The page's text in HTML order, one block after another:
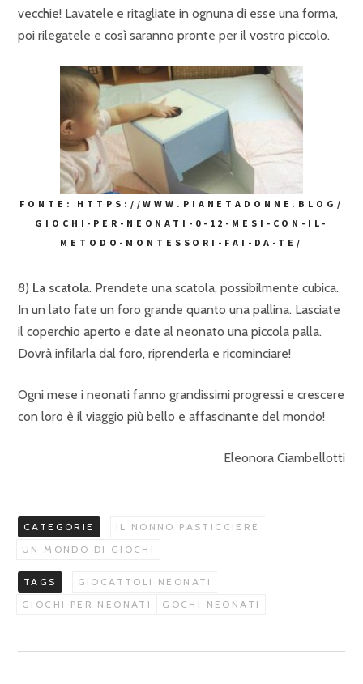
vecchie! Lavatele e ritagliate in ognuna di esse una forma,
poi rilegatele e così saranno pronte per il vostro piccolo.
FONTE: HTTPS://WWW.PIANETADONNE.BLOG/
GIOCHI-PER-NEONATI-0-12-MESI-CON-IL-
METODO-MONTESSORI-FAI-DA-TE/
8) La scatola. Prendete una scatola, possibilmente cubica.
In un lato fate un foro grande quanto una pallina. Lasciate
il coperchio aperto e date al neonato una piccola palla.
Dovrà infilarla dal foro, riprenderla e ricominciare!
Ogni mese i neonati fanno grandissimi progressi e crescere
con loro è il viaggio più bello e affascinante del mondo!
Eleonora Ciambellotti
CATEGORIE
IL NONNO PASTICCIERE
UN MONDO DI GIOCHI
TAGS
GIOCATTOLI NEONATI
GIOCHI PER NEONATI
GOCHI NEONATI